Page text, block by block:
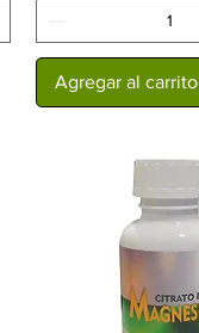
Agregar al carrito